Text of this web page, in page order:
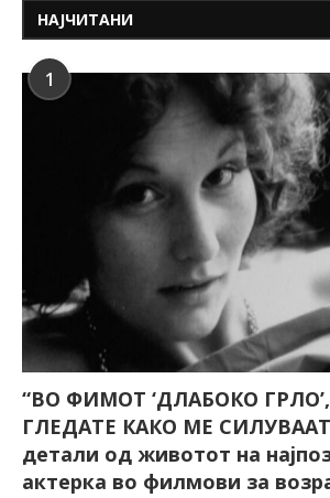
НАЈЧИТАНИ
1
“ВО ФИМОТ ‘ДЛАБОКО
ГЛЕДАТЕ КАКО МЕ
детали од животот на
актерка во филмови за